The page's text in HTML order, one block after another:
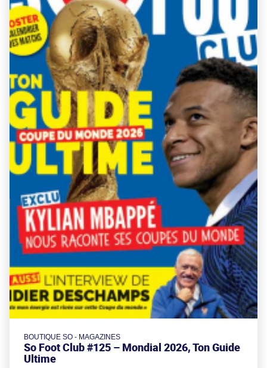
BOUTIQUE SO - MAGAZINES
So Foot Club #125 – Mondial 2026, Ton Guide
Ultime